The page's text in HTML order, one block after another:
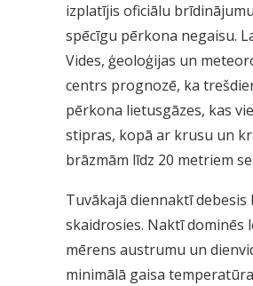
izplatījis oficiālu
spēcīgu pērkona negaisu.
Vides, ģeoloģijas un
centrs prognozē, ka
pērkona lietusgāzes, kas
stipras, kopā ar krusu un
brāzmām līdz 20 metriem
Tuvākajā diennaktī debesis
skaidrosies. Naktī dominēs
mērens austrumu un
minimālā gaisa